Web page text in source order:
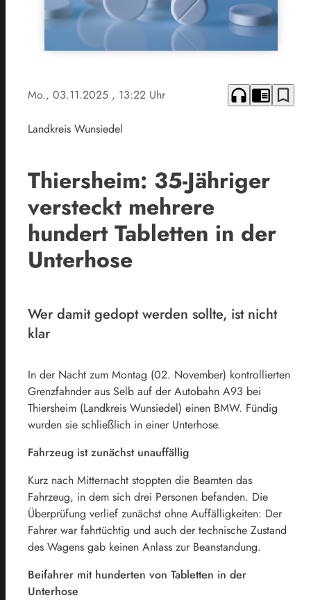
Mo., 03.11.2025 , 13:22 Uhr headphones chrome_reader_mode bookmark_border
Landkreis Wunsiedel
Thiersheim: 35-Jähriger
versteckt mehrere
hundert Tabletten in der
Unterhose
Wer damit gedopt werden sollte, ist nicht
klar
In der Nacht zum Montag (02. November) kontrollierten
Grenzfahnder aus Selb auf der Autobahn A93 bei
Thiersheim (Landkreis Wunsiedel) einen BMW. Fündig
wurden sie schließlich in einer Unterhose.
Fahrzeug ist zunächst unauffällig
Kurz nach Mitternacht stoppten die Beamten das
Fahrzeug, in dem sich drei Personen befanden. Die
Überprüfung verlief zunächst ohne Auffälligkeiten: Der
Fahrer war fahrtüchtig und auch der technische Zustand
des Wagens gab keinen Anlass zur Beanstandung.
Beifahrer mit hunderten von Tabletten in der
Unterhose